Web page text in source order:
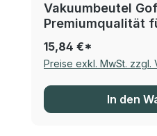
Vakuumbeutel
Premiumqualität
15,84 €*
Preise exkl. MwSt. zzgl.
In den